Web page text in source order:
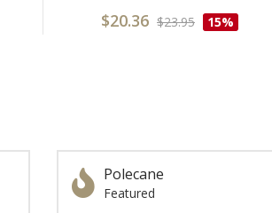
$20.36 $23.95 15%
Polecane
Featured